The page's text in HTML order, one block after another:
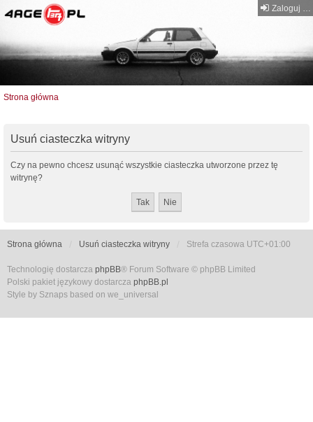
Zaloguj się
Strona główna
Usuń ciasteczka witryny
Czy na pewno chcesz usunąć wszystkie ciasteczka utworzone przez tę
witrynę?
Strona główna Usuń ciasteczka witryny Strefa czasowa UTC+01:00
Technologię dostarcza phpBB® Forum Software © phpBB Limited
Polski pakiet językowy dostarcza phpBB.pl
Style by Sznaps based on we_universal